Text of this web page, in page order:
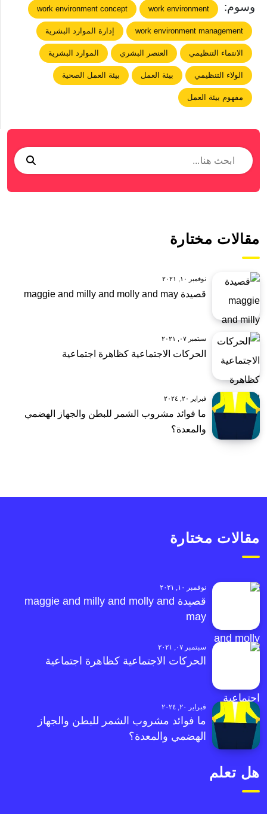
وسوم: work environment
work environment concept
work environment management إدارة الموارد البشرية
الانتماء التنظيمي العنصر البشري الموارد البشرية
الولاء التنظيمي بيئة العمل بيئة العمل الصحية
مفهوم بيئة العمل
مقالات مختارة
نوفمبر ١٠, ٢٠٢١
قصيدة maggie and milly and molly and may
سبتمبر ٠٧, ٢٠٢١
الحركات الاجتماعية كظاهرة اجتماعية
فبراير ٢٠, ٢٠٢٤
ما فوائد مشروب الشمر للبطن والجهاز الهضمي
والمعدة؟
مقالات مختارة
نوفمبر ١٠, ٢٠٢١
قصيدة maggie and milly and molly and
may
سبتمبر ٠٧, ٢٠٢١
الحركات الاجتماعية كظاهرة اجتماعية
فبراير ٢٠, ٢٠٢٤
ما فوائد مشروب الشمر للبطن والجهاز
الهضمي والمعدة؟
هل تعلم